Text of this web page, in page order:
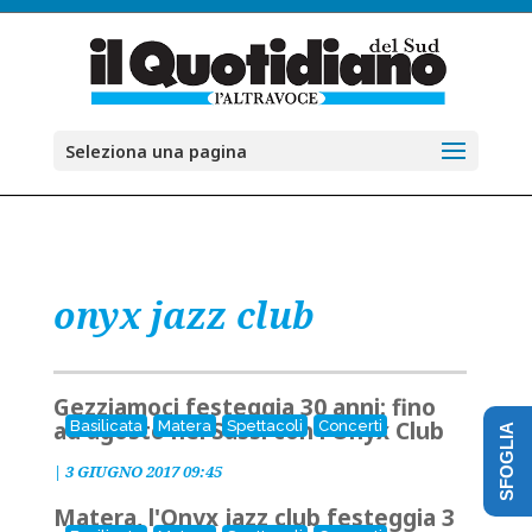
Seleziona una pagina
onyx jazz club
Basilicata Matera Spettacoli Concerti
Gezziamoci festeggia 30 anni: fino
ad agosto nei Sassi con l'Onyx Club
| 3 GIUGNO 2017 09:45
Matera, l'Onyx jazz club festeggia 3
SFOGLIA